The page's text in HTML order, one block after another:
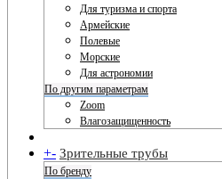
Для туризма и спорта
Армейские
Полевые
Морские
Для астрономии
По другим параметрам
Zoom
Влагозащищенность
+- Зрительные трубы
По бренду